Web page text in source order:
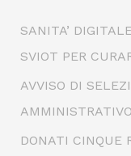
SANITA’
SVIOT PER
AVVISO DI
DONATI CINQUE